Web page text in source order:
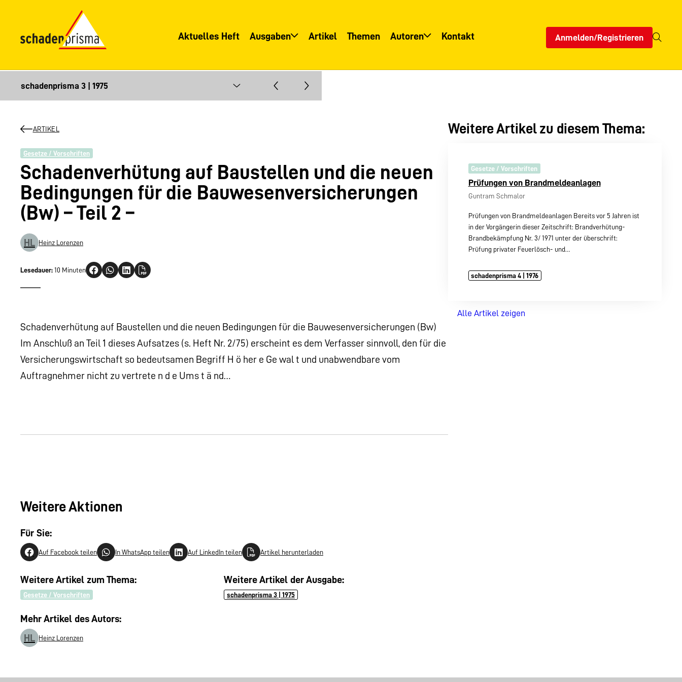
Aktuelles Heft Ausgaben
Informationsservice
Artikel Themen Autoren Kontakt Anmelden/Registrieren
ARTIKEL
Gesetze / Vorschriften
Schadenverhütung auf Baustellen und die neuen
Bedingungen für die Bauwesenversicherungen
(Bw) – Teil 2 –
HL Heinz Lorenzen
Lesedauer: 10 Minuten
Schadenverhütung auf Baustellen und die neuen Bedingungen für die Bauwesenversicherungen (Bw)
Im Anschluß an Teil 1 dieses Aufsatzes (s. Heft Nr. 2/75) erscheint es dem Verfasser sinnvoll, den für die
Versicherungswirtschaft so bedeutsamen Begriff H ö her e Ge wal t und unabwendbare vom
Auftragnehmer nicht zu vertrete n d e Ums t ä nd…
Weitere Aktionen
Für Sie:
Auf Facebook teilen In WhatsApp teilen Auf LinkedIn teilen Artikel herunterladen
Weitere Artikel zum Thema:
Gesetze / Vorschriften
Weitere Artikel der Ausgabe:
schadenprisma 3 | 1975
Mehr Artikel des Autors:
HL
Heinz Lorenzen
Weitere Artikel zu diesem Thema:
Gesetze / Vorschriften
Prüfungen von Brandmeldeanlagen
Guntram Schmalor
Prüfungen von Brandmeldeanlagen Bereits vor 5 Jahren ist
in der Vorgängerin dieser Zeitschrift: Brandverhütung-
Brandbekämpfung Nr. 3/ 1971 unter der überschrift:
Prüfung privater Feuerlösch- und…
schadenprisma 4 | 1976
Alle Artikel zeigen